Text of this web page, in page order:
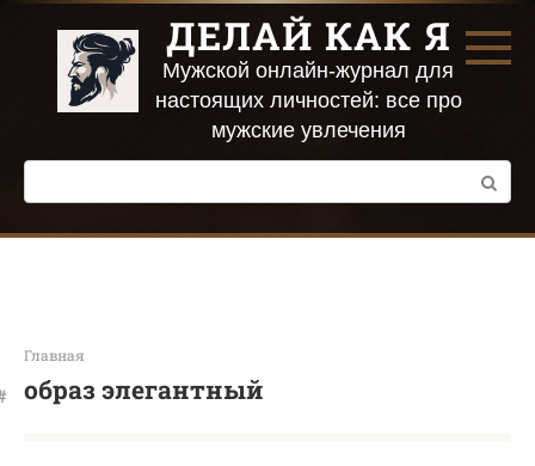
Перейти
контенту
ДЕЛАЙ КАК Я
Мужской онлайн-журнал для
настоящих личностей: все про
мужские увлечения
Поиск:
Главная
образ элегантный